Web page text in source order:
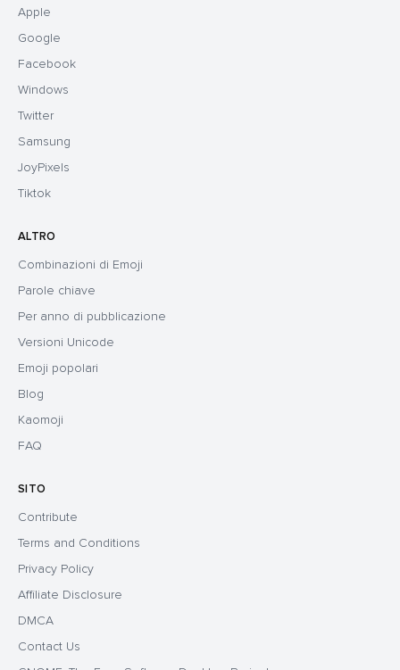
Apple
Google
Facebook
Windows
Twitter
Samsung
JoyPixels
Tiktok
ALTRO
Combinazioni di Emoji
Parole chiave
Per anno di pubblicazione
Versioni Unicode
Emoji popolari
Blog
Kaomoji
FAQ
SITO
Contribute
Terms and Conditions
Privacy Policy
Affiliate Disclosure
DMCA
Contact Us